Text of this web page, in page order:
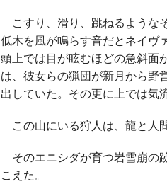
こすり、滑り、跳ねるような
低木を風が鳴らす音だとネイヴ
頭上では目が眩むほどの急斜面
は、彼女らの猟団が新月から野
出していた。その更に上では気
この山にいる狩人は、龍と人
そのエニシダが育つ岩雪崩の
こえた。